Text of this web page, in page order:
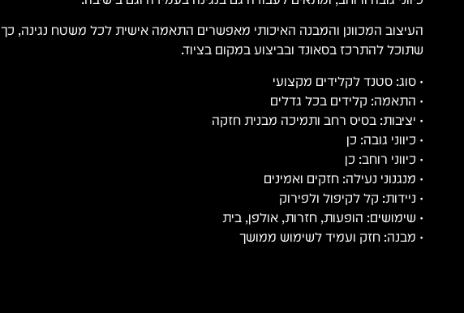
העיצוב המכוונן והמבנה האיכותי מאפשרים התאמה אישית לכל משטח נגינה, כך
שתוכל להתרכז בסאונד ובביצוע במקום בציוד.
• סוג: סטנד לקלידים מקצועי
• התאמה: קלידים בכל גדלים
• יציבות: בסיס רחב ותמיכה מבנית חזקה
• כיווני גובה: כן
• כיווני רוחב: כן
• מנגנוני נעילה: חזקים ואמינים
• ניידות: קל לקיפול ולפירוק
• שימושים: הופעות, חזרות, אולפן, בית
• מבנה: חזק ועמיד לשימוש ממושך